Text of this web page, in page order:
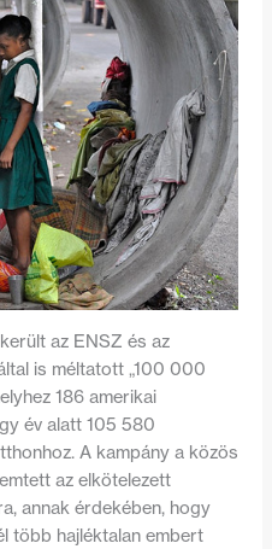
az ENSZ és az
is méltatott „100 000
186 amerikai
év alatt 105 580
A kampány a közös
az elkötelezett
annak érdekében, hogy
több hajléktalan embert